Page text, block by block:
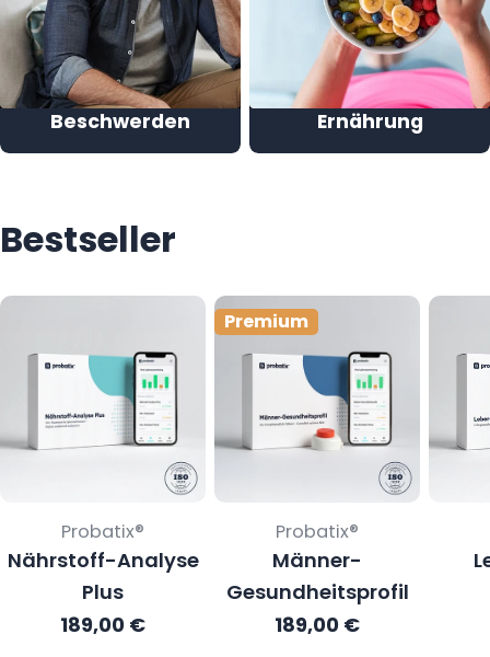
Beschwerden Ernährung
Bestseller
Probatix®
Nährstoff-Analyse
Plus
Regulärer
Preis
189,00 €
Premium
Probatix®
Männer-
Gesundheitsprofil
Regulärer
Preis
189,00 €